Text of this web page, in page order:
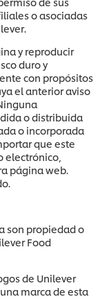
o asociadas
y reproducir
duro y
con propósitos
el anterior aviso
o distribuida
o incorporada
que este
electrónico,
página web.
son propiedad o
Food
de Unilever
marca de esta